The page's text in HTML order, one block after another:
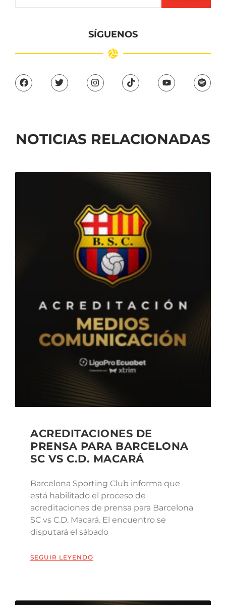
SÍGUENOS
NOTICIAS RELACIONADAS
ACREDITACIONES DE
PRENSA PARA BARCELONA
SC VS C.D. MACARÁ
Barcelona Sporting Club informa que
está habilitado el proceso de
acreditaciones de prensa para Barcelona
SC vs C.D. Macará. El encuentro se
disputará el sábado
SEGUIR LEYENDO